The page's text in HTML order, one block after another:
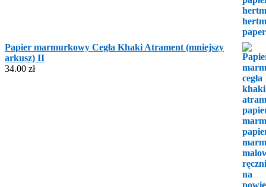
Papier marmurkowy Cegła Khaki Atrament (mniejszy
arkusz) II
34.00 zł